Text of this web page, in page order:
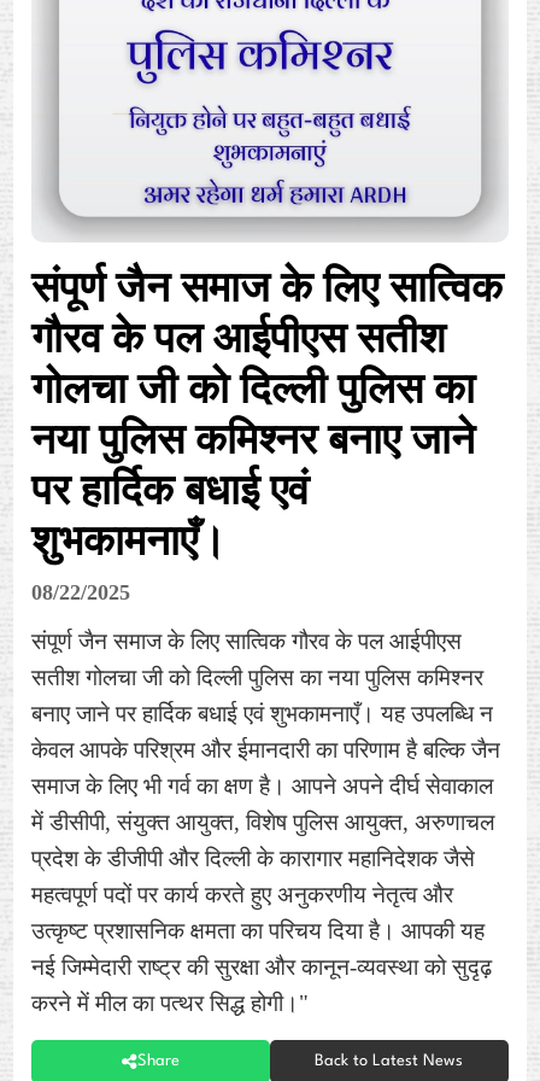
संपूर्ण जैन समाज के लिए सात्विक
गौरव के पल आईपीएस सतीश
गोलचा जी को दिल्ली पुलिस का
नया पुलिस कमिश्नर बनाए जाने
पर हार्दिक बधाई एवं
शुभकामनाएँ।
08/22/2025
संपूर्ण जैन समाज के लिए सात्विक गौरव के पल आईपीएस
सतीश गोलचा जी को दिल्ली पुलिस का नया पुलिस कमिश्नर
बनाए जाने पर हार्दिक बधाई एवं शुभकामनाएँ। यह उपलब्धि न
केवल आपके परिश्रम और ईमानदारी का परिणाम है बल्कि जैन
समाज के लिए भी गर्व का क्षण है। आपने अपने दीर्घ सेवाकाल
में डीसीपी, संयुक्त आयुक्त, विशेष पुलिस आयुक्त, अरुणाचल
प्रदेश के डीजीपी और दिल्ली के कारागार महानिदेशक जैसे
महत्वपूर्ण पदों पर कार्य करते हुए अनुकरणीय नेतृत्व और
उत्कृष्ट प्रशासनिक क्षमता का परिचय दिया है। आपकी यह
नई जिम्मेदारी राष्ट्र की सुरक्षा और कानून-व्यवस्था को सुदृढ़
करने में मील का पत्थर सिद्ध होगी।"
Share Back to Latest News